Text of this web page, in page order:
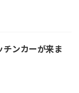
ンカーが来ま